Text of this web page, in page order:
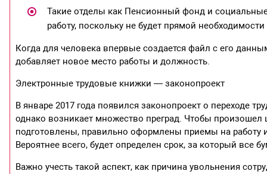
Такие отделы как Пенсионный фонд и
работу, поскольку не будет прямой
Когда для человека впервые создается файл с его
добавляет новое место работы и должность.
Электронные трудовые книжки — законопроект
В январе 2017 года появился законопроект о переходе
однако возникает множество преград. Чтобы
подготовлены, правильно оформлены приемы на работу
Вероятнее всего, будет определен срок, за который
Важно учесть такой аспект, как причина увольнения